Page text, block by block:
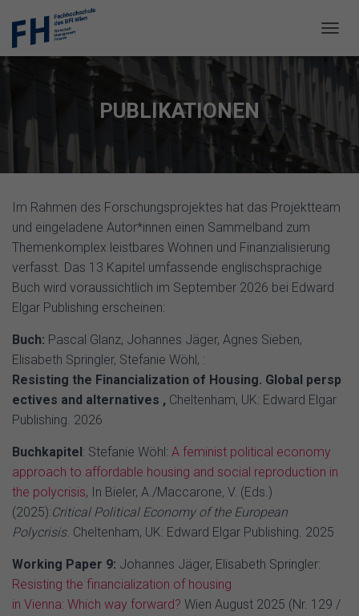
A
T
M
L
PUBLIKATIONEN
Im Rahmen des Forschungsprojektes hat das Projektteam
und eingeladene Autor*innen einen Sammelband zum
Themenkomplex leistbares Wohnen und Finanzialisierung
verfasst. Das 13 Kapitel umfassende englischsprachige
Buch wird voraussichtlich im September 2026 bei Edward
Elgar Publishing erscheinen:
Buch: Pascal Glanz, Johannes Jäger, Agnes Sieben,
Elisabeth Springler, Stefanie Wöhl, :
Resisting the Financialization of Housing. Global persp
ectives and alternatives , Cheltenham, UK: Edward Elgar
Publishing. 2026
Buchkapitel: Stefanie Wöhl: A feminist political economy
approach to affordable housing and social reproduction in
the polycrisis, In Bieler, A./Maccarone, V. (Eds.)
(2025):Critical Political Economy of the European
Polycrisis. Cheltenham, UK: Edward Elgar Publishing. 2025
Working Paper 9: Johannes Jäger, Elisabeth Springler:
Resisting the financialization of housing
in Vienna: Which way forward? Wien August 2025 (Nr. 129 /